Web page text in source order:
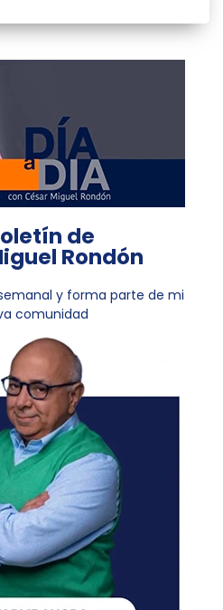
de
Rondón
y forma parte de mi
comunidad